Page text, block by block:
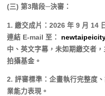
(三) 第3階段─決審：
1. 繳交成片：2026 年 9 月 14
連結 E-mail 至：
中、英文字幕，未如期繳交者
拍攝基金。
2. 評審標準：企畫執行完整度
業能力表現。